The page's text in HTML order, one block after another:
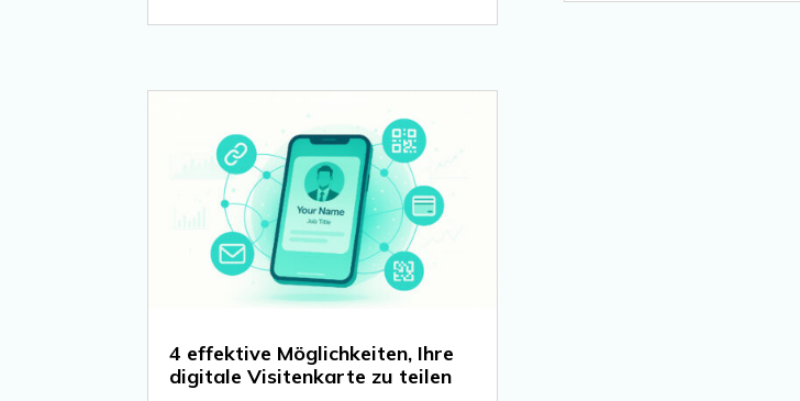
4 effektive Möglichkeiten, Ihre
digitale Visitenkarte zu teilen